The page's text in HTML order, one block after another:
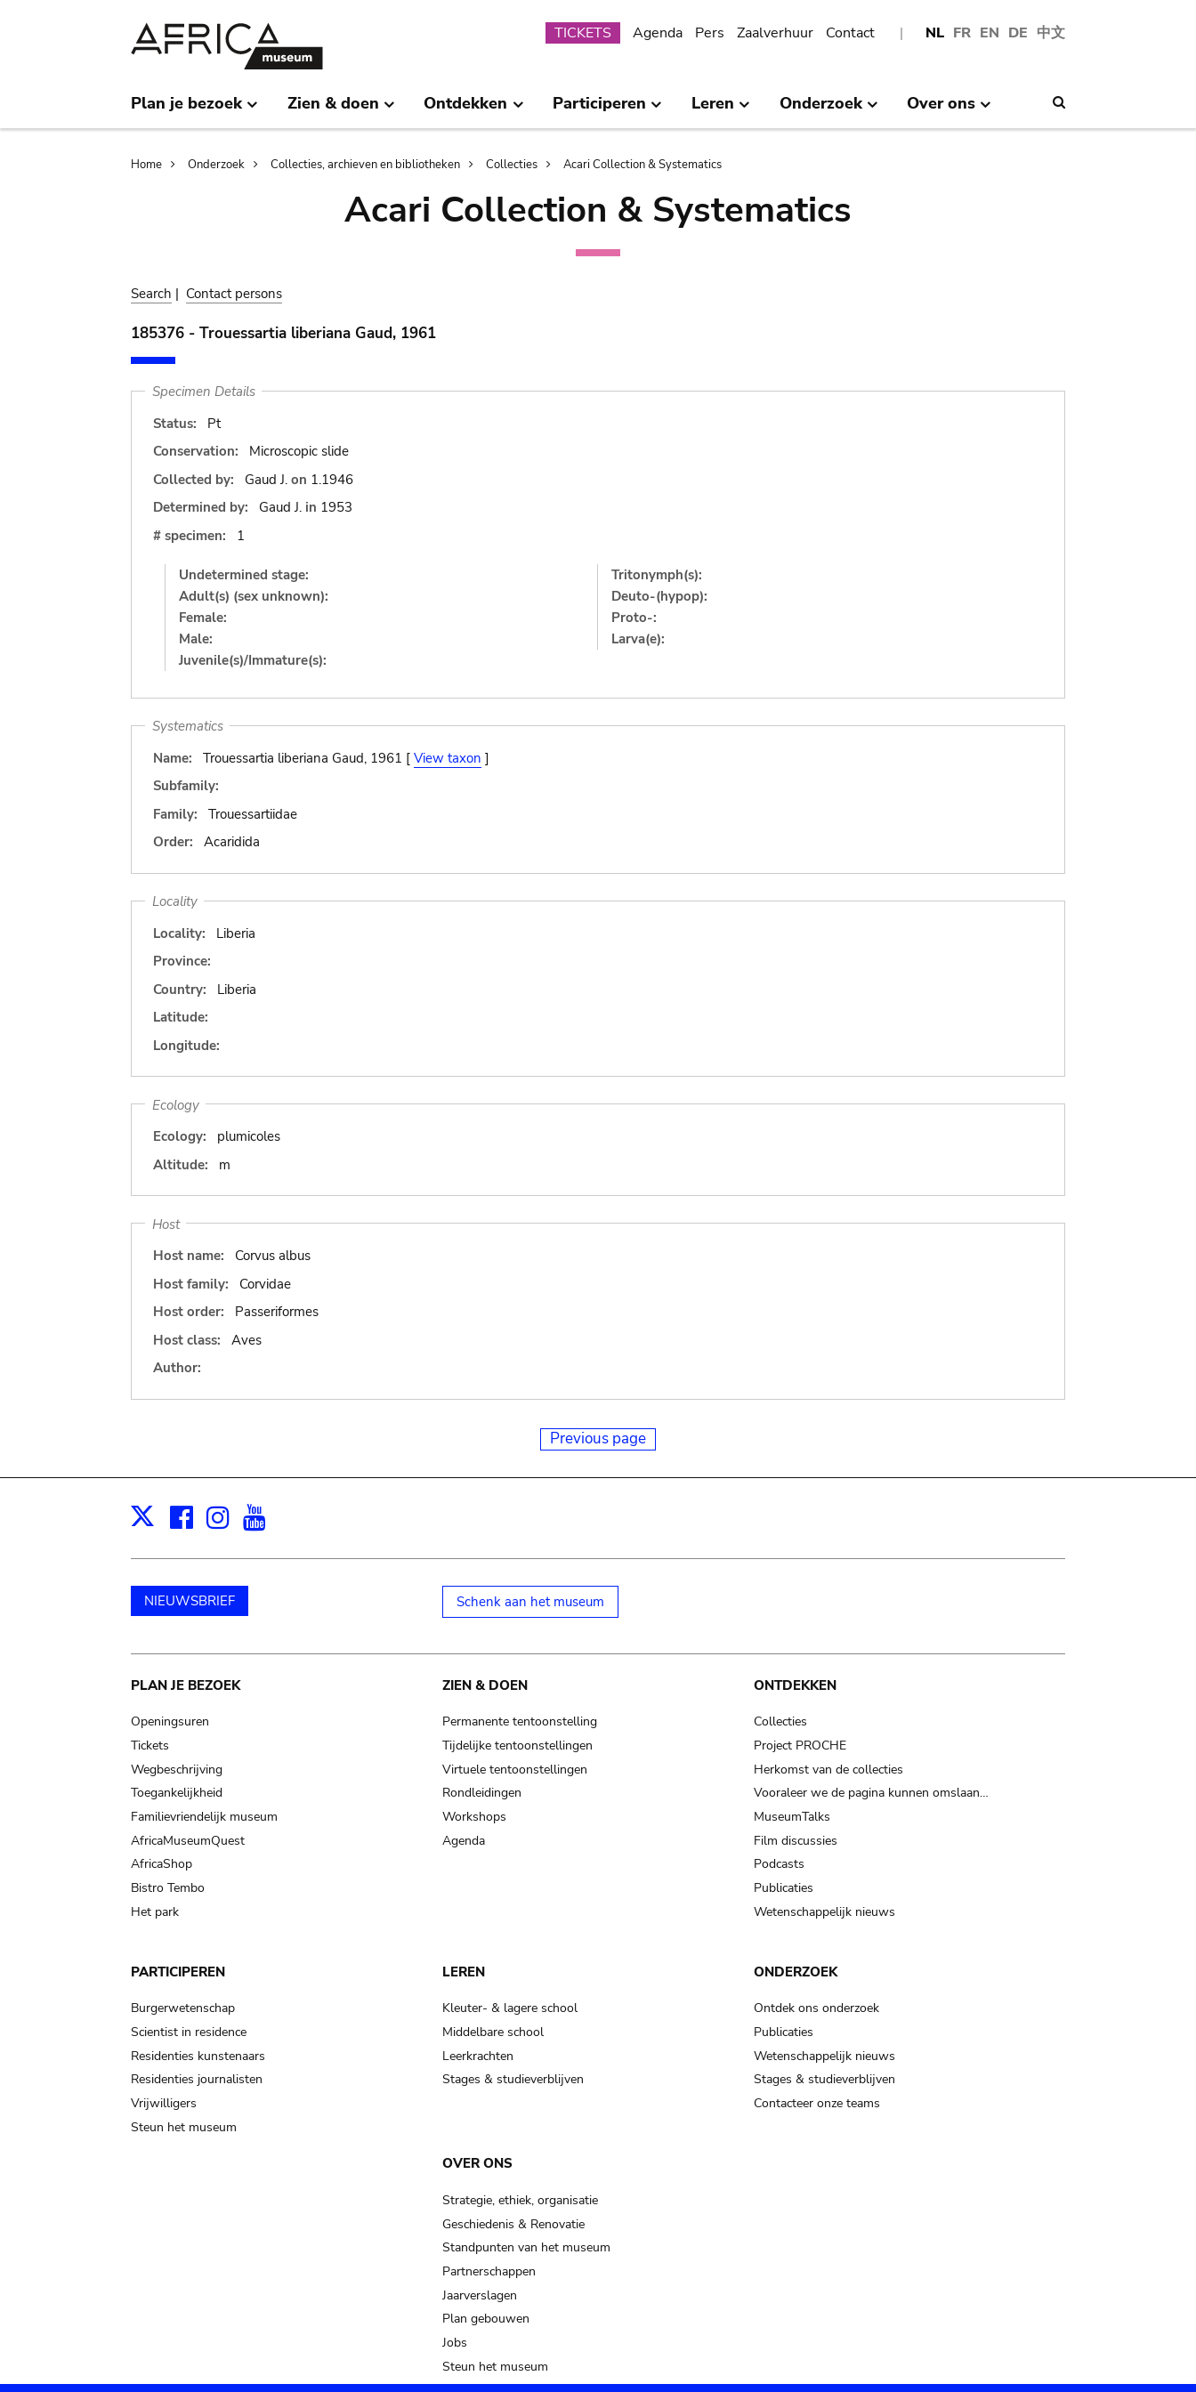
NL FR EN DE 中文
Submenu
TICKETS Agenda Pers Zaalverhuur Contact
Plan je bezoek Zien & doen Ontdekken Participeren Leren Onderzoek Over ons
Breadcrumb
Home Onderzoek Collecties, archieven en bibliotheken Collecties Acari Collection & Systematics
Acari Collection & Systematics
Search | Contact persons
185376 - Trouessartia liberiana Gaud, 1961
Specimen Details
Status:
Pt
Conservation:
Microscopic slide
Collected by:
Gaud J. on 1.1946
Determined by:
Gaud J. in 1953
# specimen:
1
Undetermined stage:
Adult(s) (sex unknown):
Female:
Male:
Juvenile(s)/Immature(s):
Tritonymph(s):
Deuto-(hypop):
Proto-:
Larva(e):
Systematics
Name:
Trouessartia liberiana Gaud, 1961 [ View taxon ]
Subfamily:
Family:
Trouessartiidae
Order:
Acaridida
Locality
Locality:
Liberia
Province:
Country:
Liberia
Latitude:
Longitude:
Ecology
Ecology:
plumicoles
Altitude:
m
Host
Host name:
Corvus albus
Host family:
Corvidae
Host order:
Passeriformes
Host class:
Aves
Author:
Previous page
X Facebook
Instagram
NIEUWSBRIEF Schenk aan het museum
Main
navigation
PLAN JE BEZOEK
Openingsuren
Tickets
Wegbeschrijving
Toegankelijkheid
Familievriendelijk museum
AfricaMuseumQuest
AfricaShop
Bistro Tembo
Het park
ZIEN & DOEN
Permanente tentoonstelling
Tijdelijke tentoonstellingen
Virtuele tentoonstellingen
Rondleidingen
Workshops
Agenda
ONTDEKKEN
Collecties
Project PROCHE
Herkomst van de collecties
Vooraleer we de pagina kunnen omslaan…
MuseumTalks
Film discussies
Podcasts
Publicaties
Wetenschappelijk nieuws
PARTICIPEREN
Burgerwetenschap
Scientist in residence
Residenties kunstenaars
Residenties journalisten
Vrijwilligers
Steun het museum
LEREN
Kleuter- & lagere school
Middelbare school
Leerkrachten
Stages & studieverblijven
ONDERZOEK
Ontdek ons onderzoek
Publicaties
Wetenschappelijk nieuws
Stages & studieverblijven
Contacteer onze teams
OVER ONS
Strategie, ethiek, organisatie
Geschiedenis & Renovatie
Standpunten van het museum
Partnerschappen
Jaarverslagen
Plan gebouwen
Jobs
Steun het museum